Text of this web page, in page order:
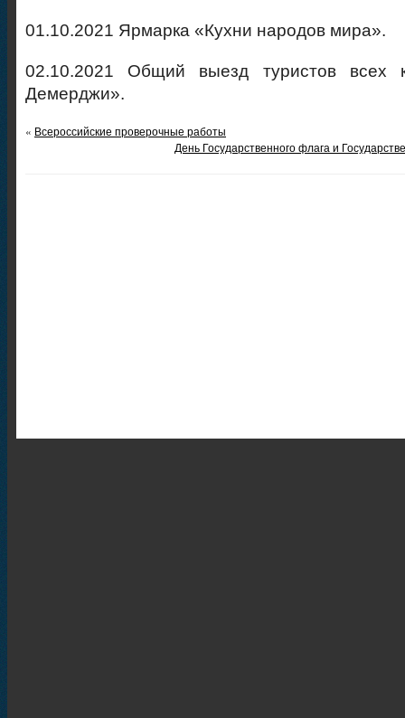
01.10.2021 Ярмарка «Кухни народов мира».
02.10.2021 Общий выезд туристов всех
Демерджи».
« Всероссийские проверочные работы
День Государственного флага и